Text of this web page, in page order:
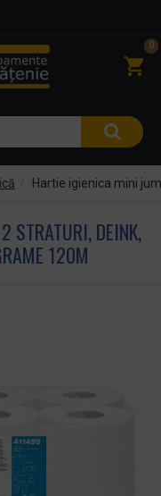
0
Hartie igienica mini
STRATURI, DEINK,
120M